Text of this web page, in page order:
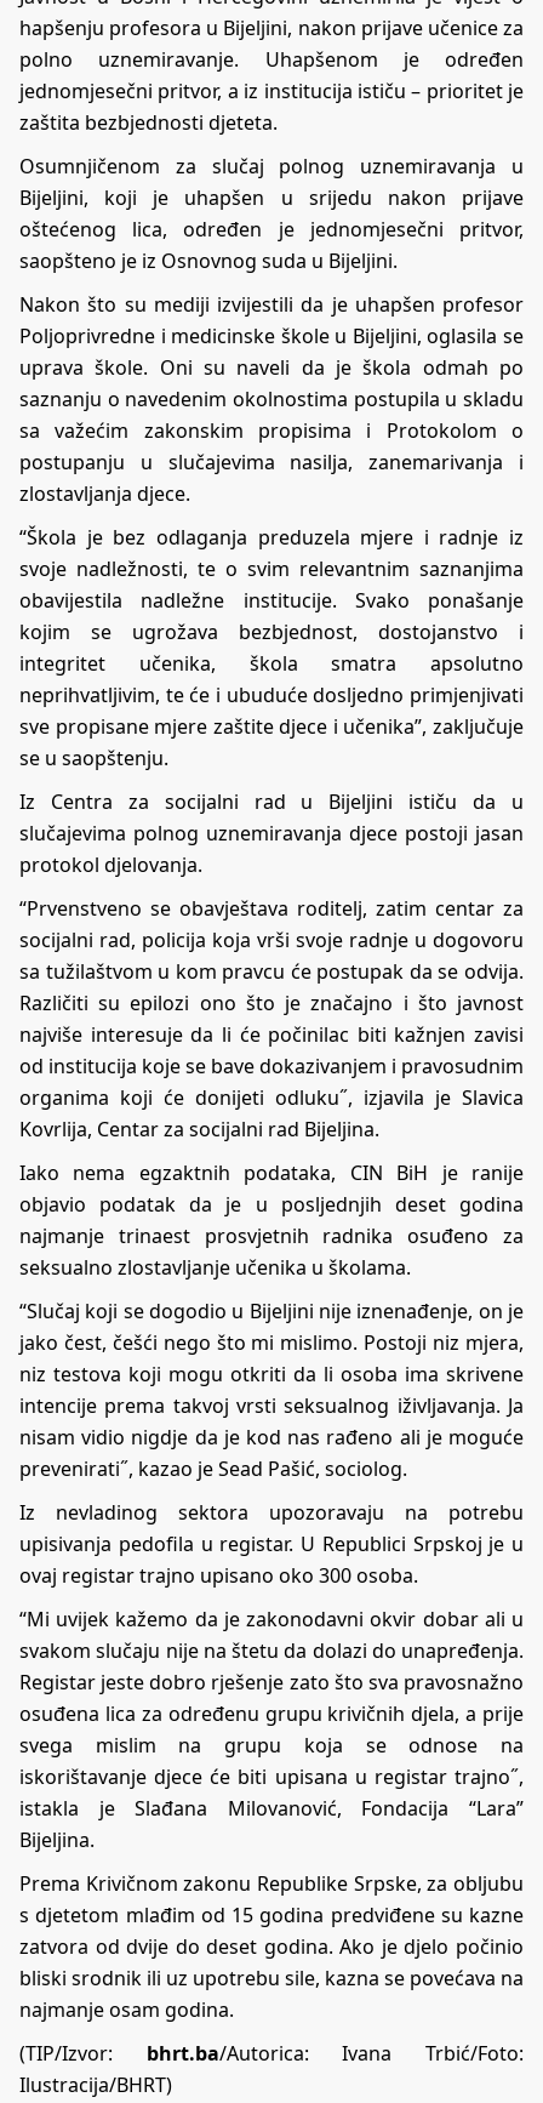
hapšenju profesora u Bijeljini, nakon prijave učenice za
polno uznemiravanje. Uhapšenom je određen
jednomjesečni pritvor, a iz institucija ističu – prioritet je
zaštita bezbjednosti djeteta.
Osumnjičenom za slučaj polnog uznemiravanja u
Bijeljini, koji je uhapšen u srijedu nakon prijave
oštećenog lica, određen je jednomjesečni pritvor,
saopšteno je iz Osnovnog suda u Bijeljini.
Nakon što su mediji izvijestili da je uhapšen profesor
Poljoprivredne i medicinske škole u Bijeljini, oglasila se
uprava škole. Oni su naveli da je škola odmah po
saznanju o navedenim okolnostima postupila u skladu
sa važećim zakonskim propisima i Protokolom o
postupanju u slučajevima nasilja, zanemarivanja i
zlostavljanja djece.
“Škola je bez odlaganja preduzela mjere i radnje iz
svoje nadležnosti, te o svim relevantnim saznanjima
obavijestila nadležne institucije. Svako ponašanje
kojim se ugrožava bezbjednost, dostojanstvo i
integritet učenika, škola smatra apsolutno
neprihvatljivim, te će i ubuduće dosljedno primjenjivati
sve propisane mjere zaštite djece i učenika”, zaključuje
se u saopštenju.
Iz Centra za socijalni rad u Bijeljini ističu da u
slučajevima polnog uznemiravanja djece postoji jasan
protokol djelovanja.
“Prvenstveno se obavještava roditelj, zatim centar za
socijalni rad, policija koja vrši svoje radnje u dogovoru
sa tužilaštvom u kom pravcu će postupak da se odvija.
Različiti su epilozi ono što je značajno i što javnost
najviše interesuje da li će počinilac biti kažnjen zavisi
od institucija koje se bave dokazivanjem i pravosudnim
organima koji će donijeti odluku˝, izjavila je Slavica
Kovrlija, Centar za socijalni rad Bijeljina.
Iako nema egzaktnih podataka, CIN BiH je ranije
objavio podatak da je u posljednjih deset godina
najmanje trinaest prosvjetnih radnika osuđeno za
seksualno zlostavljanje učenika u školama.
“Slučaj koji se dogodio u Bijeljini nije iznenađenje, on je
jako čest, češći nego što mi mislimo. Postoji niz mjera,
niz testova koji mogu otkriti da li osoba ima skrivene
intencije prema takvoj vrsti seksualnog iživljavanja. Ja
nisam vidio nigdje da je kod nas rađeno ali je moguće
prevenirati˝, kazao je Sead Pašić, sociolog.
Iz nevladinog sektora upozoravaju na potrebu
upisivanja pedofila u registar. U Republici Srpskoj je u
ovaj registar trajno upisano oko 300 osoba.
“Mi uvijek kažemo da je zakonodavni okvir dobar ali u
svakom slučaju nije na štetu da dolazi do unapređenja.
Registar jeste dobro rješenje zato što sva pravosnažno
osuđena lica za određenu grupu krivičnih djela, a prije
svega mislim na grupu koja se odnose na
iskorištavanje djece će biti upisana u registar trajno˝,
istakla je Slađana Milovanović, Fondacija “Lara”
Bijeljina.
Prema Krivičnom zakonu Republike Srpske, za obljubu
s djetetom mlađim od 15 godina predviđene su kazne
zatvora od dvije do deset godina. Ako je djelo počinio
bliski srodnik ili uz upotrebu sile, kazna se povećava na
najmanje osam godina.
(TIP/Izvor: bhrt.ba/Autorica: Ivana Trbić/Foto:
Ilustracija/BHRT)